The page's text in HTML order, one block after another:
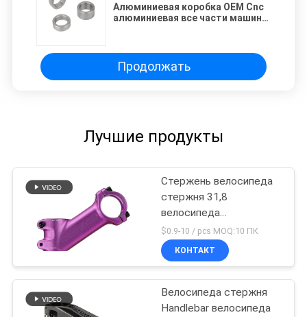
Алюминиевая коробка OEM Cnc
алюминиевая все части машины
Продолжать
Лучшие продукты
Стержень велосипеда
стержня 31,8
велосипеда
наполнитель рослости
Handlebar 35 градусов
$0.9-10 / pcs MOQ:10 ПК
КОНТАКТ
Велосипеда стержня
Handlebar велосипеда